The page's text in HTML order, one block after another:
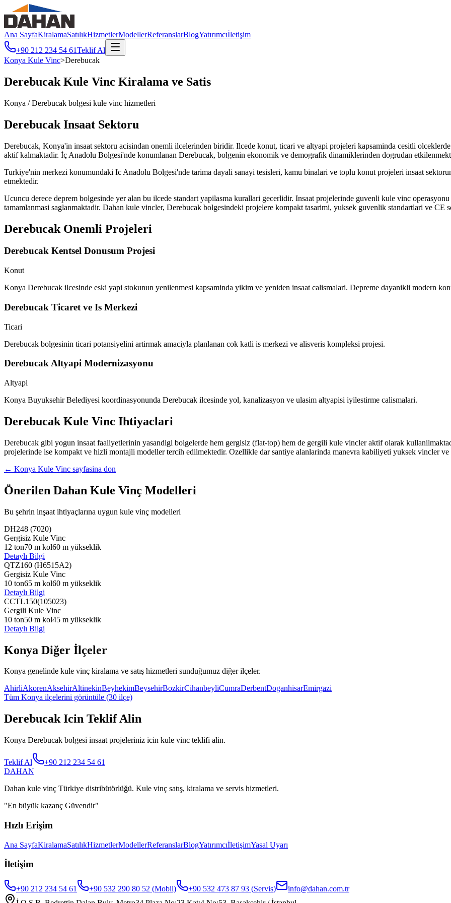
Ana SayfaKiralamaSatılıkHizmetlerModellerReferanslarBlogYatırımcıİletişim
+90 212 234 54 61Teklif Al
Konya Kule Vinc>Derebucak
Derebucak Kule Vinc Kiralama ve Satis
Konya /Derebucak bolgesi kule vinc hizmetleri
Derebucak Insaat Sektoru
Derebucak, Konya'in insaat sektoru acisindan onemli ilcelerinden biridir. Ilcede konut, ticari ve altyapi projeleri kapsaminda cesitli
aktif kalmaktadir. İç Anadolu Bolgesi'nde konumlanan Derebucak, bolgenin ekonomik ve demografik dinamiklerinden dogrudan
Turkiye'nin merkezi konumundaki Ic Anadolu Bolgesi'nde tarima dayali sanayi tesisleri, kamu binalari ve toplu konut projeleri insaat
etmektedir.
Ucuncu derece deprem bolgesinde yer alan bu ilcede standart yapilasma kurallari gecerlidir. Insaat projelerinde guvenli kule vinc
tamamlanmasi saglanmaktadir. Dahan kule vincler, Derebucak bolgesindeki projelere kompakt tasarimi, yuksek guvenlik standartlari ve CE
Derebucak Onemli Projeleri
Derebucak Kentsel Donusum Projesi
Konut
Konya Derebucak ilcesinde eski yapi stokunun yenilenmesi kapsaminda yikim ve yeniden insaat calismalari. Depreme dayanikli modern
Derebucak Ticaret ve Is Merkezi
Ticari
Derebucak bolgesinin ticari potansiyelini artirmak amaciyla planlanan cok katli is merkezi ve alisveris kompleksi projesi.
Derebucak Altyapi Modernizasyonu
Altyapi
Konya Buyuksehir Belediyesi koordinasyonunda Derebucak ilcesinde yol, kanalizasyon ve ulasim altyapisi iyilestirme calismalari.
Derebucak Kule Vinc Ihtiyaclari
Derebucak gibi yogun insaat faaliyetlerinin yasandigi bolgelerde hem gergisiz (flat-top) hem de gergili kule vincler aktif olarak
projelerinde ise kompakt ve hizli montajli modeller tercih edilmektedir. Ozellikle dar santiye alanlarinda manevra kabiliyeti yuksek vincler
← Konya Kule Vinc sayfasina don
Önerilen Dahan Kule Vinç Modelleri
Bu şehrin inşaat ihtiyaçlarına uygun kule vinç modelleri
DH248 (7020)
Gergisiz Kule Vinc
12 ton70 m kol60 m yükseklik
Detaylı Bilgi
QTZ160 (H6515A2)
Gergisiz Kule Vinc
10 ton65 m kol60 m yükseklik
Detaylı Bilgi
CCTL150(105023)
Gergili Kule Vinc
10 ton50 m kol45 m yükseklik
Detaylı Bilgi
Konya Diğer İlçeler
Konya genelinde kule vinç kiralama ve satış hizmetleri sunduğumuz diğer ilçeler.
AhirliAkorenAksehirAltinekinBeyhekimBeysehirBozkirCihanbeyliCumraDerbentDoganhisarEmirgazi
Tüm Konya ilçelerini görüntüle (30 ilçe)
Derebucak Icin Teklif Alin
Konya Derebucak bolgesi insaat projeleriniz icin kule vinc teklifi alin.
Teklif Al
+90 212 234 54 61
DAHAN
Dahan kule vinç Türkiye distribütörlüğü. Kule vinç satış, kiralama ve servis hizmetleri.
"En büyük kazanç Güvendir"
Hızlı Erişim
Ana SayfaKiralamaSatılıkHizmetlerModellerReferanslarBlogYatırımcıİletişimYasal Uyarı
İletişim
+90 212 234 54 61 +90 532 290 80 52 (Mobil) +90 532 473 87 93 (Servis)
info@dahan.com.tr